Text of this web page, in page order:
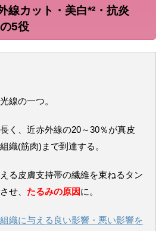
線カット・美白*²・抗炎
5役
線の一つ。
く、近赤外線の20～30％が真皮
織(筋肉)まで到達する。
る皮膚支持帯の繊維を束ねるタン
せ、 たるみの原因に。
織に与える良い影響・悪い影響を